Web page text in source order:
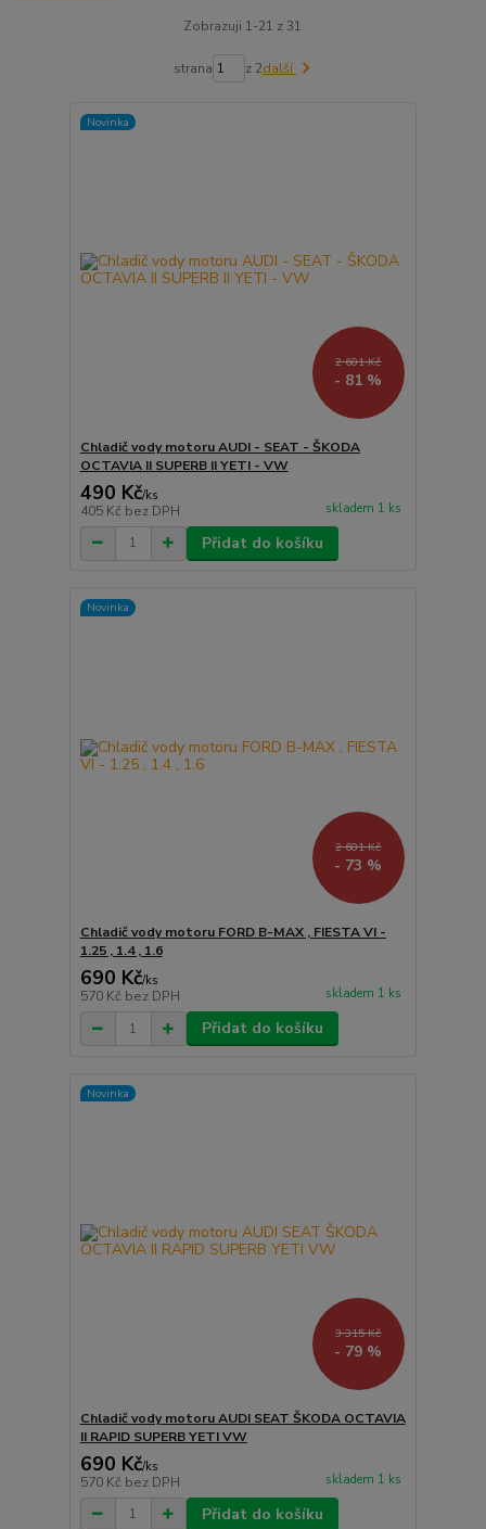
Zobrazuji 1-21 z 31
strana z 2další
Novinka
2 601 Kč
- 81 %
Chladič vody motoru AUDI - SEAT - ŠKODA
OCTAVIA II SUPERB II YETI - VW
490 Kč/ks
405 Kč bez DPH skladem 1 ks
Přidat do košíku
Novinka
2 601 Kč
- 73 %
Chladič vody motoru FORD B-MAX , FIESTA VI -
1.25 , 1.4 , 1.6
690 Kč/ks
570 Kč bez DPH skladem 1 ks
Přidat do košíku
Novinka
3 315 Kč
- 79 %
Chladič vody motoru AUDI SEAT ŠKODA OCTAVIA
II RAPID SUPERB YETI VW
690 Kč/ks
570 Kč bez DPH skladem 1 ks
Přidat do košíku